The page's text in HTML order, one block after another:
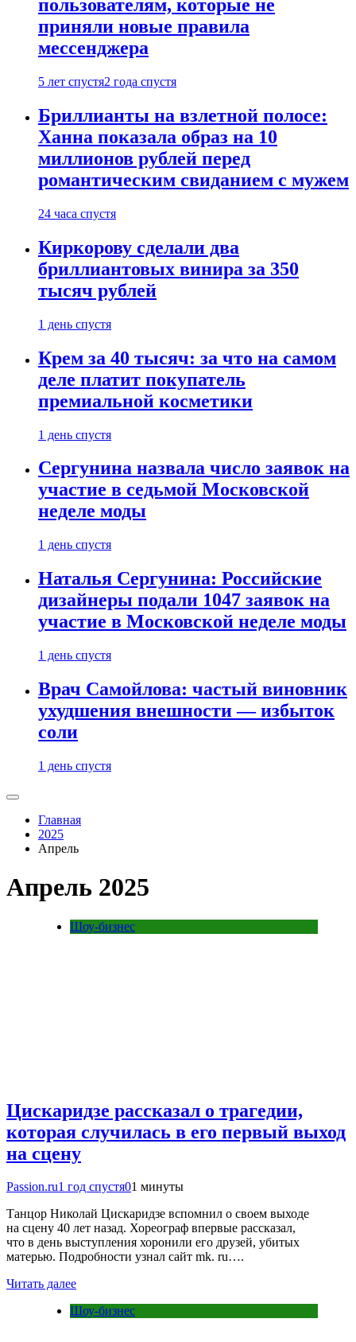
пользователям, которые не
приняли новые правила
мессенджера
5 лет спустя2 года спустя
Бриллианты на взлетной полосе:
Ханна показала образ на 10
миллионов рублей перед
романтическим свиданием с мужем
24 часа спустя
Киркорову сделали два
бриллиантовых винира за 350
тысяч рублей
1 день спустя
Крем за 40 тысяч: за что на самом
деле платит покупатель
премиальной косметики
1 день спустя
Сергунина назвала число заявок на
участие в седьмой Московской
неделе моды
1 день спустя
Наталья Сергунина: Российские
дизайнеры подали 1047 заявок на
участие в Московской неделе моды
1 день спустя
Врач Самойлова: частый виновник
ухудшения внешности — избыток
соли
1 день спустя
Главная
2025
Апрель
Апрель 2025
Шоу-бизнес
Цискаридзе рассказал о трагедии,
которая случилась в его первый выход
на сцену
Passion.ru1 год спустя01 минуты
Танцор Николай Цискаридзе вспомнил о своем выходе
на сцену 40 лет назад. Хореограф впервые рассказал,
что в день выступления хоронили его друзей, убитых
матерью. Подробности узнал сайт mk. ru….
Читать далее
Шоу-бизнес